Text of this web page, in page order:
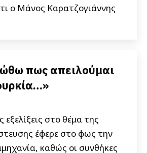
ο Μάνος Καρατζογιάννης
πως απειλούμαι
εξελίξεις στο θέμα της
έφερε στο φως την
καθώς οι συνθήκες